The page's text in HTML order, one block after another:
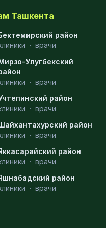
Ташкента
район
· врачи
Улугбекский
· врачи
район
· врачи
район
· врачи
район
· врачи
район
· врачи